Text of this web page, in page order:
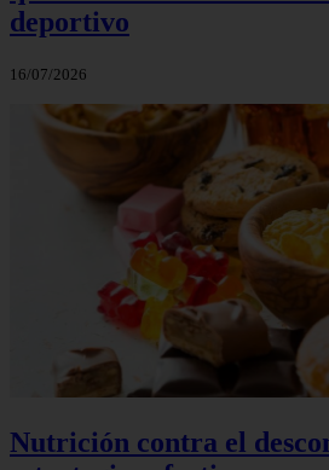
deportivo
16/07/2026
Nutrición contra el